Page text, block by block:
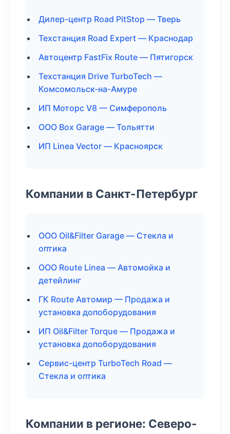
Дилер-центр Road PitStop — Тверь
Техстанция Road Expert — Краснодар
Автоцентр FastFix Route — Пятигорск
Техстанция Drive TurboTech —
Комсомольск-на-Амуре
ИП Моторс V8 — Симферополь
ООО Box Garage — Тольятти
ИП Linea Vector — Красноярск
Компании в Санкт-Петербург
ООО Oil&Filter Garage — Стекла и
оптика
ООО Route Linea — Автомойка и
детейлинг
ГК Route Автомир — Продажа и
установка допоборудования
ИП Oil&Filter Torque — Продажа и
установка допоборудования
Сервис-центр TurboTech Road —
Стекла и оптика
Компании в регионе: Северо-